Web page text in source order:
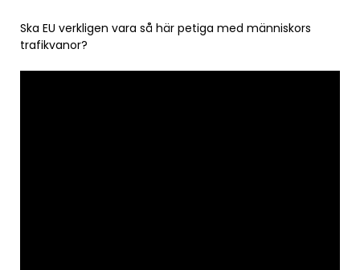
Ska EU verkligen vara så här petiga med människors
trafikvanor?